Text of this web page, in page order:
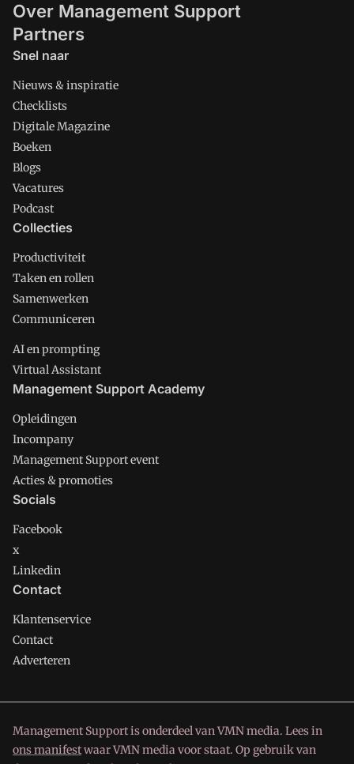
Over Management Support
Partners
Snel naar
Nieuws & inspiratie
Checklists
Digitale Magazine
Boeken
Blogs
Vacatures
Podcast
Collecties
Productiviteit
Taken en rollen
Samenwerken
Communiceren
AI en prompting
Virtual Assistant
Management Support Academy
Opleidingen
Incompany
Management Support event
Acties & promoties
Socials
Facebook
x
Linkedin
Contact
Klantenservice
Contact
Adverteren
Management Support is onderdeel van VMN media. Lees in
ons manifestwaar VMN media voor staat. Op gebruik van